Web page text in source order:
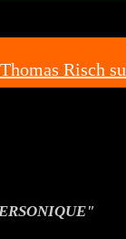
Risch